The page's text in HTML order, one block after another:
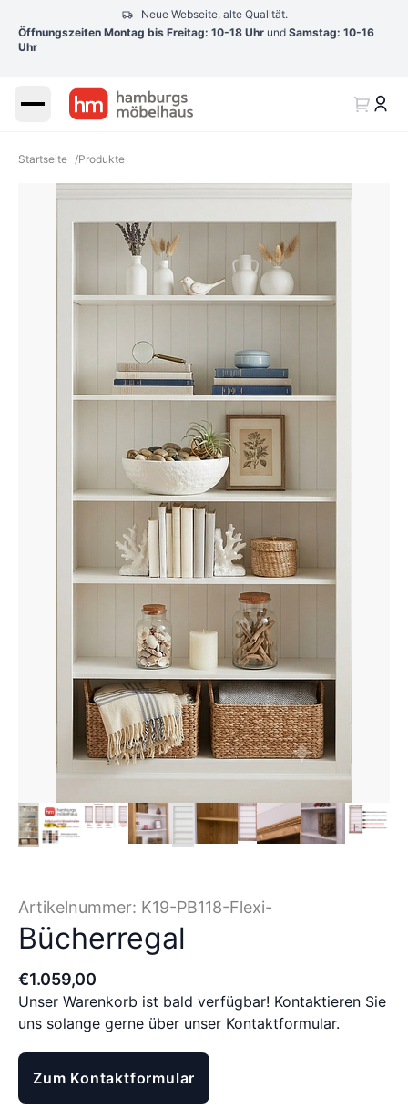
Neue Webseite, alte Qualität.
Öffnungszeiten Montag bis Freitag: 10-18 Uhr und Samstag: 10-16
Uhr
Startseite /Produkte
Artikelnummer: K19-PB118-Flexi-
Bücherregal
€1.059,00
Unser Warenkorb ist bald verfügbar! Kontaktieren Sie
uns solange gerne über unser Kontaktformular.
Zum Kontaktformular